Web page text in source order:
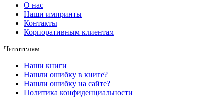
О нас
Наши импринты
Контакты
Корпоративным клиентам
Читателям
Наши книги
Нашли ошибку в книге?
Нашли ошибку на сайте?
Политика конфиденциальности